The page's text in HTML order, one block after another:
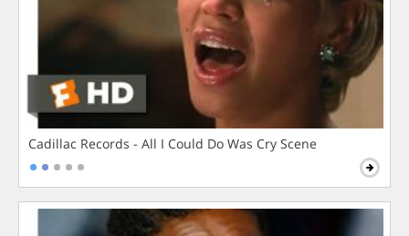
Cadillac Records - All I Could Do Was Cry Scene